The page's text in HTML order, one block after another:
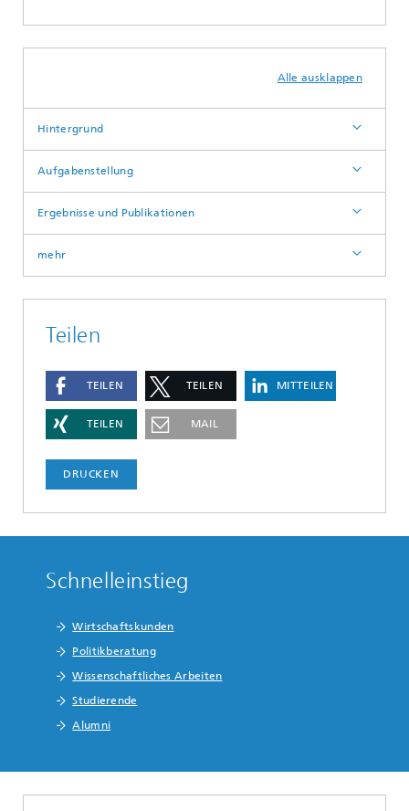
Alle ausklappen
Hintergrund
Aufgabenstellung
Ergebnisse und Publikationen
mehr
Teilen
TEILEN TEILEN MITTEILEN
TEILEN MAIL
DRUCKEN
Schnelleinstieg
Wirtschaftskunden
Politikberatung
Wissenschaftliches Arbeiten
Studierende
Alumni